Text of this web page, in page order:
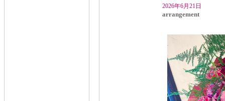
2026年6月21日
arrangement